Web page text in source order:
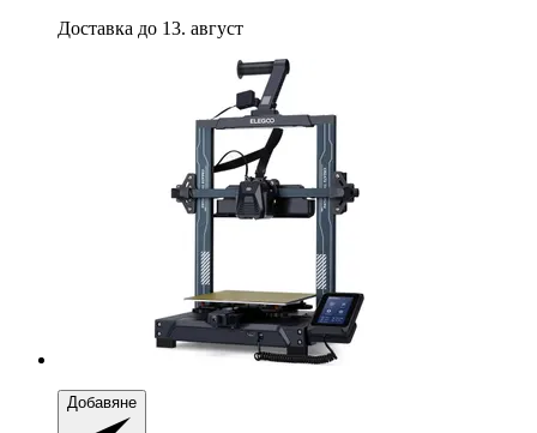
Доставка до 13. август
Добавяне